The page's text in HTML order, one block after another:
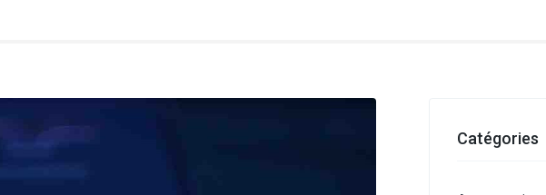
Catégories